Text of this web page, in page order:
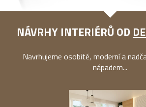
NÁVRHY INTERIÉRŮ OD
Navrhujeme osobité, moderní a
nápadem...